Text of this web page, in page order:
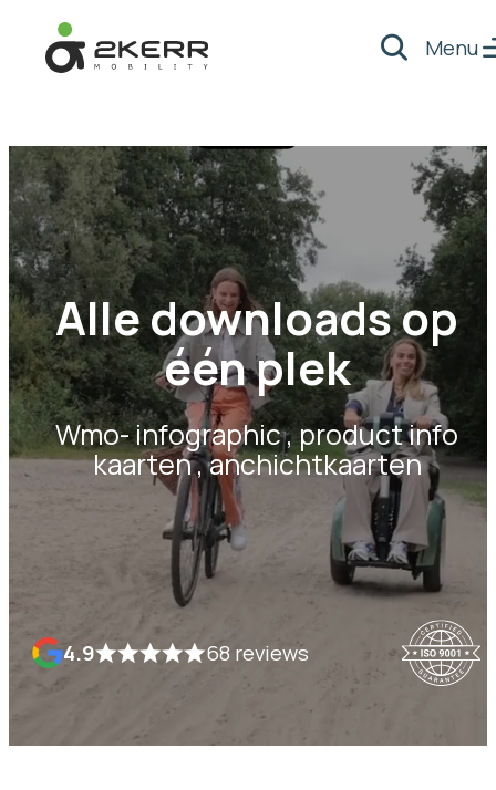
Zoeken
Menu
Alle downloads op
één plek
Wmo- infographic , product info
kaarten , anchichtkaarten
4.9 68 reviews